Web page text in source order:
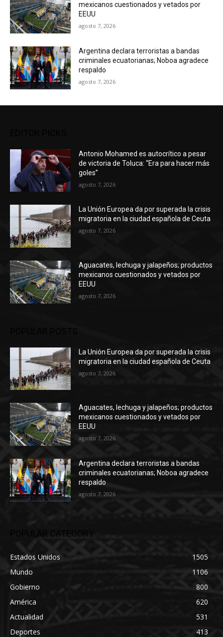
mexicanos cuestionados y vetados por
EEUU
agosto 7, 2026
Argentina declara terroristas a bandas
criminales ecuatorianas; Noboa agradece
respaldo
agosto 7, 2026
Antonio Mohamed es autocrítico a pesar
de victoria de Toluca: “Era para hacer más
goles”
agosto 7, 2026
La Unión Europea da por superada la crisis
migratoria en la ciudad española de Ceuta
agosto 7, 2026
Aguacates, lechuga y jalapeños; productos
mexicanos cuestionados y vetados por
EEUU
agosto 7, 2026
La Unión Europea da por superada la crisis
migratoria en la ciudad española de Ceuta
agosto 7, 2026
Aguacates, lechuga y jalapeños; productos
mexicanos cuestionados y vetados por
EEUU
agosto 7, 2026
Argentina declara terroristas a bandas
criminales ecuatorianas; Noboa agradece
respaldo
agosto 7, 2026
POPULAR CATEGORY
Estados Unidos
1505
Mundo
1106
Gobierno
800
América
620
Actualidad
531
Deportes
413